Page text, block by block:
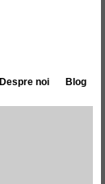
Blog
Despre noi